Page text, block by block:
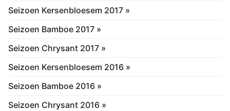
Seizoen Kersenbloesem 2017 »
Seizoen Bamboe 2017 »
Seizoen Chrysant 2017 »
Seizoen Kersenbloesem 2016 »
Seizoen Bamboe 2016 »
Seizoen Chrysant 2016 »